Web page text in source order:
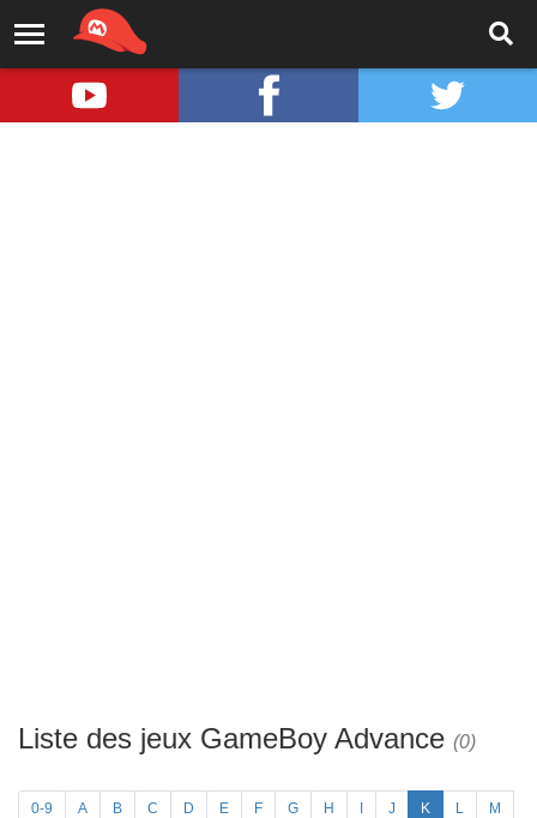
Liste des jeux GameBoy Advance (0)
0-9 A B C D E F G H J K L M